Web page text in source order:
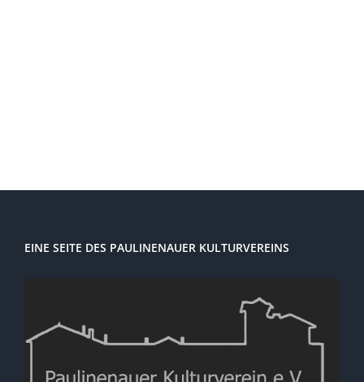
EINE SEITE DES PAULINENAUER KULTURVEREINS